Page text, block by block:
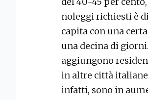
noleggi richiesti è
capita con una
una decina di
aggiungono
in altre città
infatti, sono in